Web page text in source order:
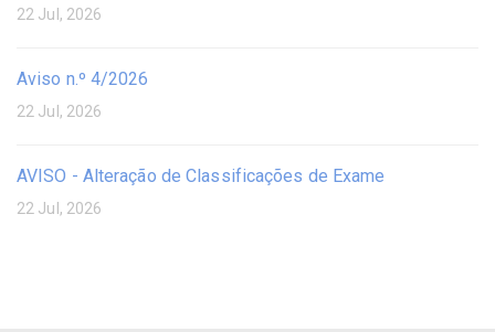
22 Jul, 2026
Aviso n.º 4/2026
22 Jul, 2026
AVISO - Alteração de Classificações de Exame
22 Jul, 2026